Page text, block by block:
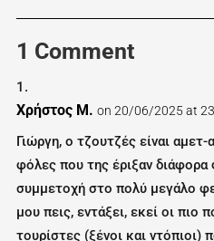
1 Comment
Χρήστος Μ. on 20/06/2025 at
Γιώργη, ο τζουτζές είναι
φόλες που της έριξαν
συμμετοχή στο πολύ μεγάλο
μου πεις, εντάξει, εκεί οι πιο
τουρίστες (ξένοι και ντόπιοι)